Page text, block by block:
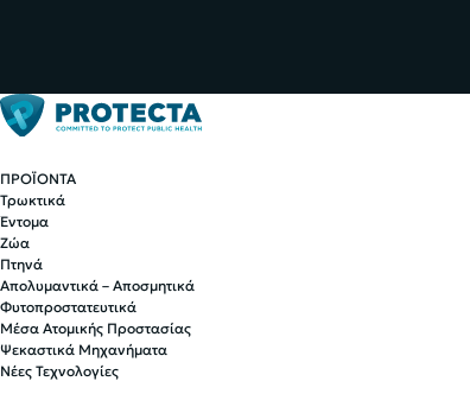
ΠΡΟΪΟΝΤΑ
Τρωκτικά
Έντομα
Ζώα
Πτηνά
Απολυμαντικά – Αποσμητικά
Φυτοπροστατευτικά
Μέσα Ατομικής Προστασίας
Ψεκαστικά Μηχανήματα
Νέες Τεχνολογίες